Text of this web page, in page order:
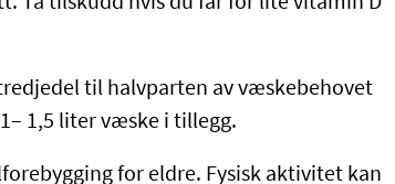
til halvparten av væskebehovet
1,5 liter væske i tillegg.
for eldre. Fysisk aktivitet kan